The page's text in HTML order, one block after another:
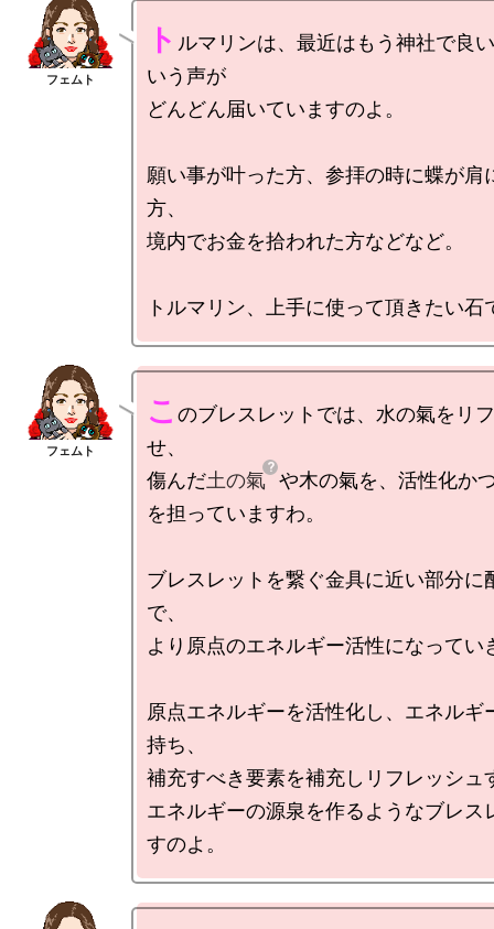
ト ルマリンは、最近はもう神社で良
いう声が
どんどん届いていますのよ。
願い事が叶った方、参拝の時に蝶が肩
方、
境内でお金を拾われた方などなど。
こ のブレスレットでは、水の氣をリ
せ、
傷んだ土の氣 や木の氣を、活性化か
を担っていますわ。
ブレスレットを繋ぐ金具に近い部分に
で、
より原点のエネルギー活性になってい
原点エネルギーを活性化し、エネルギ
持ち、
補充すべき要素を補充しリフレッシュ
エネルギーの源泉を作るようなブレス